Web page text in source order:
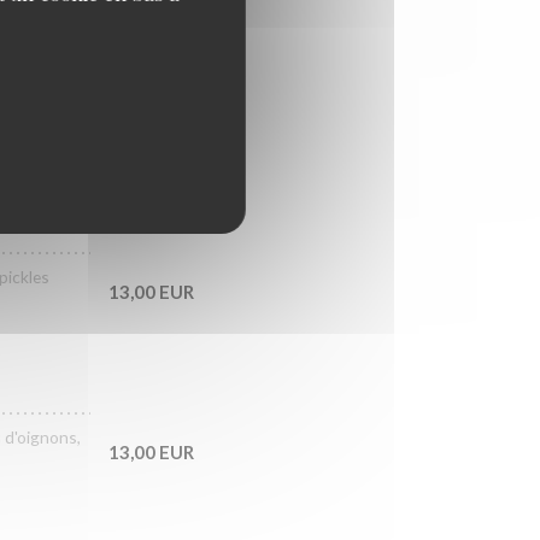
13,00 EUR
d'oignons,
13,00 EUR